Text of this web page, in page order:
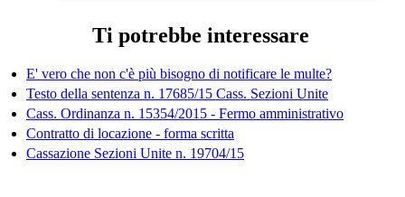
Ti potrebbe interessare
E' vero che non c'è più bisogno di notificare le multe?
Testo della sentenza n. 17685/15 Cass. Sezioni Unite
Cass. Ordinanza n. 15354/2015 - Fermo amministrativo
Contratto di locazione - forma scritta
Cassazione Sezioni Unite n. 19704/15